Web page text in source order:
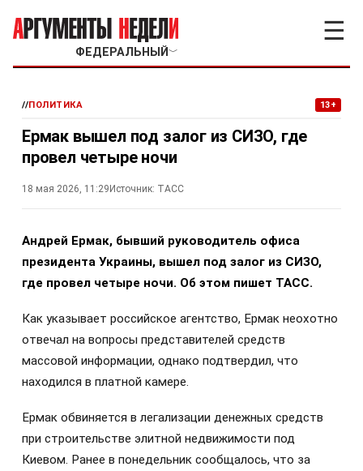
ФЕДЕРАЛЬНЫЙ ﹀
☰
//ПОЛИТИКА 13+
Ермак вышел под залог из СИЗО, где
провел четыре ночи
18 мая 2026, 11:29 Источник: ТАСС
Андрей Ермак, бывший руководитель офиса
президента Украины, вышел под залог из СИЗО,
где провел четыре ночи. Об этом пишет ТАСС.
Как указывает российское агентство, Ермак неохотно
отвечал на вопросы представителей средств
массовой информации, однако подтвердил, что
находился в платной камере.
Ермак обвиняется в легализации денежных средств
при строительстве элитной недвижимости под
Киевом. Ранее в понедельник сообщалось, что за